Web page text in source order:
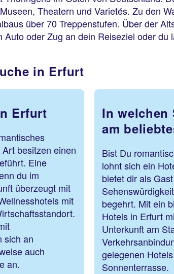
Theatern und Varietés. Zu den
über 70 Treppenstufen. Über der
oder Zug an dein Reiseziel oder
in Erfurt
Erfurt
besitzen einen
Eine
du im
überzeugt mit
mit
sich an
auch
an.
In
am
Bist Du
lohnt sich ein
bietet dir als
begehrt. Mit ein
Hotels in Erfurt
Unterkunft am
gelegenen
Sonnenterrasse.